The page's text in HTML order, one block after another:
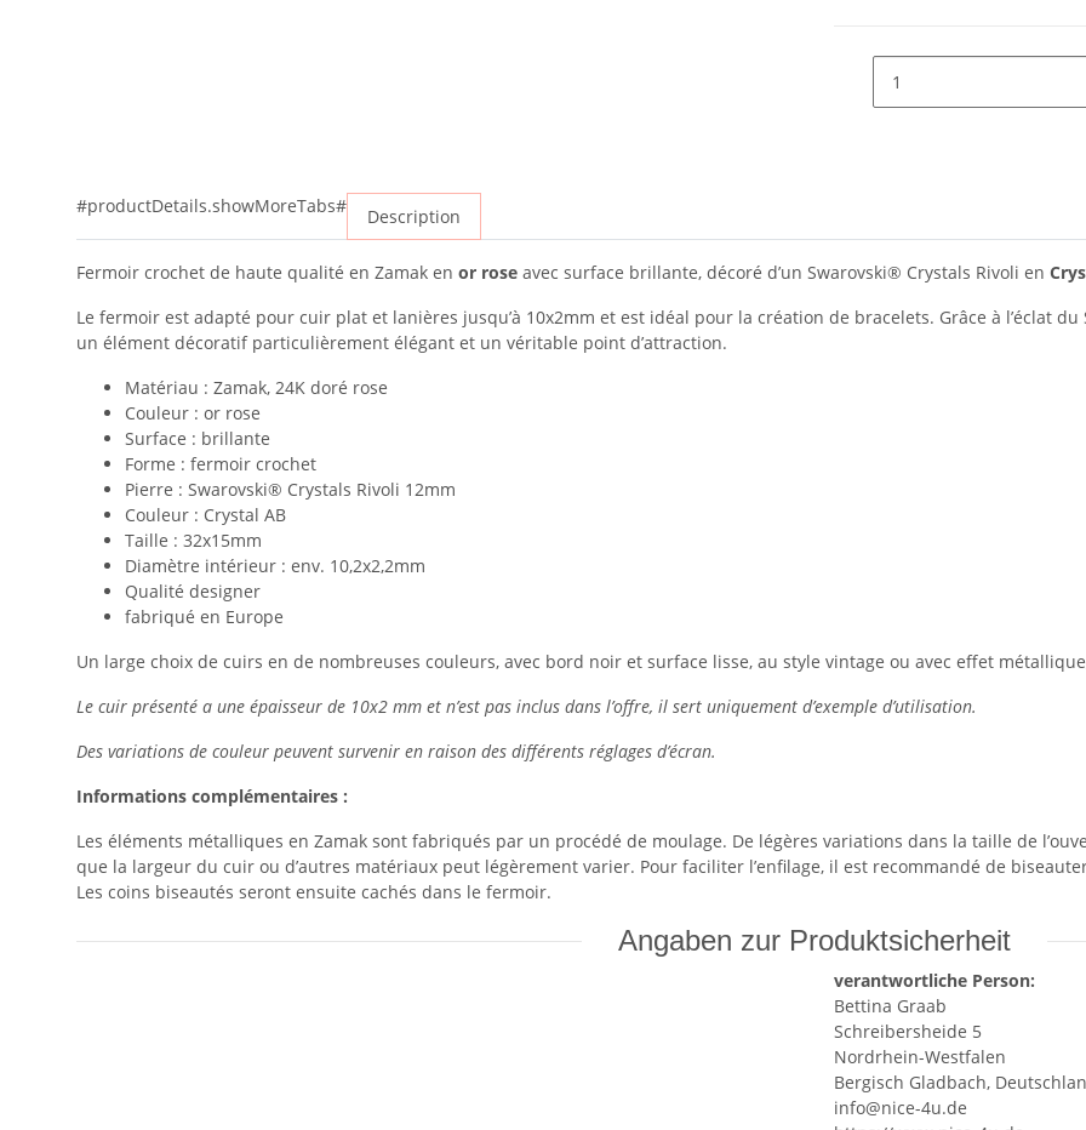
#productDetails.showMoreTabs# Description
Fermoir crochet de haute qualité en Zamak en or rose avec surface brillante, décoré d’un Swarovski® Crystals Rivoli en
Le fermoir est adapté pour cuir plat et lanières jusqu’à 10x2mm et est idéal pour la création de bracelets. Grâce à l’éclat
un élément décoratif particulièrement élégant et un véritable point d’attraction.
Matériau : Zamak, 24K doré rose
Couleur : or rose
Surface : brillante
Forme : fermoir crochet
Pierre : Swarovski® Crystals Rivoli 12mm
Couleur : Crystal AB
Taille : 32x15mm
Diamètre intérieur : env. 10,2x2,2mm
Qualité designer
fabriqué en Europe
Un large choix de cuirs en de nombreuses couleurs, avec bord noir et surface lisse, au style vintage ou avec effet
Le cuir présenté a une épaisseur de 10x2 mm et n’est pas inclus dans l’offre, il sert uniquement d’exemple d’utilisation.
Des variations de couleur peuvent survenir en raison des différents réglages d’écran.
Informations complémentaires :
Les éléments métalliques en Zamak sont fabriqués par un procédé de moulage. De légères variations dans la taille de
que la largeur du cuir ou d’autres matériaux peut légèrement varier. Pour faciliter l’enfilage, il est recommandé de
Les coins biseautés seront ensuite cachés dans le fermoir.
Angaben zur Produktsicherheit
verantwortliche Person:
Bettina Graab
Schreibersheide 5
Nordrhein-Westfalen
Bergisch Gladbach,
info@nice-4u.de